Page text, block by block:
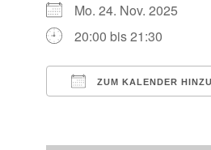
Mo. 24. Nov. 2025
20:00 bis 21:30
ZUM KALENDER